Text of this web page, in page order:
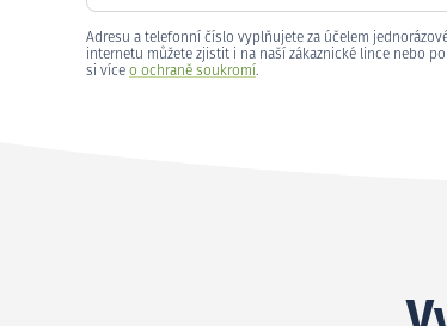
Adresu a telefonní číslo vyplňujete za účelem
internetu můžete zjistit i na naší zákaznické lince nebo
si více o ochraně soukromí.